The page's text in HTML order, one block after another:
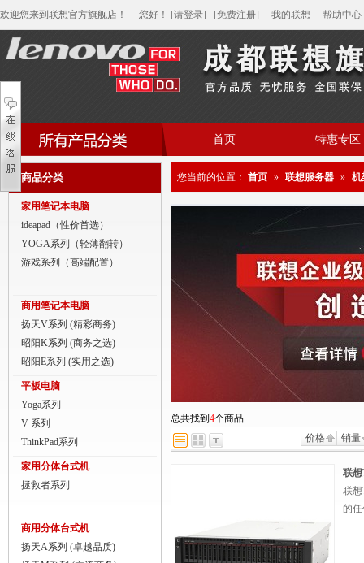
欢迎您来到联想官方旗舰店！ 您好 ！ [请登录] [免费注册] 我的联想 帮助中心
家用笔记本电脑
商用笔记本电脑
平板电脑
商用分体台式机
家用一体台式机
ThinkPad
ThinkStation工作站
联想服务器
首页 特惠专区
帮助中心
商品分类
家用笔记本电脑
ideapad（性价首选）
YOGA系列（轻薄翻转）
游戏系列（高端配置）
商用笔记本电脑
扬天V系列 (精彩商务)
昭阳K系列 (商务之选)
昭阳E系列 (实用之选)
平板电脑
Yoga系列
V 系列
ThinkPad系列
家用分体台式机
拯救者系列
商用分体台式机
扬天A系列 (卓越品质)
您当前的位置： 首页 » 联想服务器 » 机
总共找到 4个商品
价格
销量
联想
联想
的